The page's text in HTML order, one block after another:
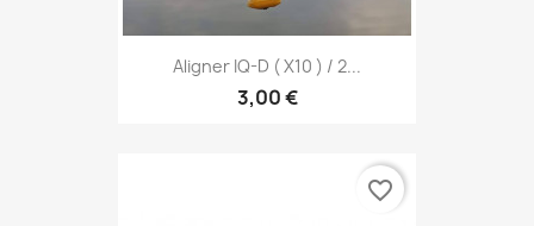
Aligner IQ-D ( X10 ) / 2...
3,00 €
favorite_border